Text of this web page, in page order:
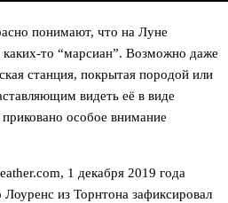
понимают, что на Луне
то “марсиан”. Возможно даже
станция, покрытая породой или
видеть её в виде
особое внимание
1 декабря 2019 года
из Торнтона зафиксировал